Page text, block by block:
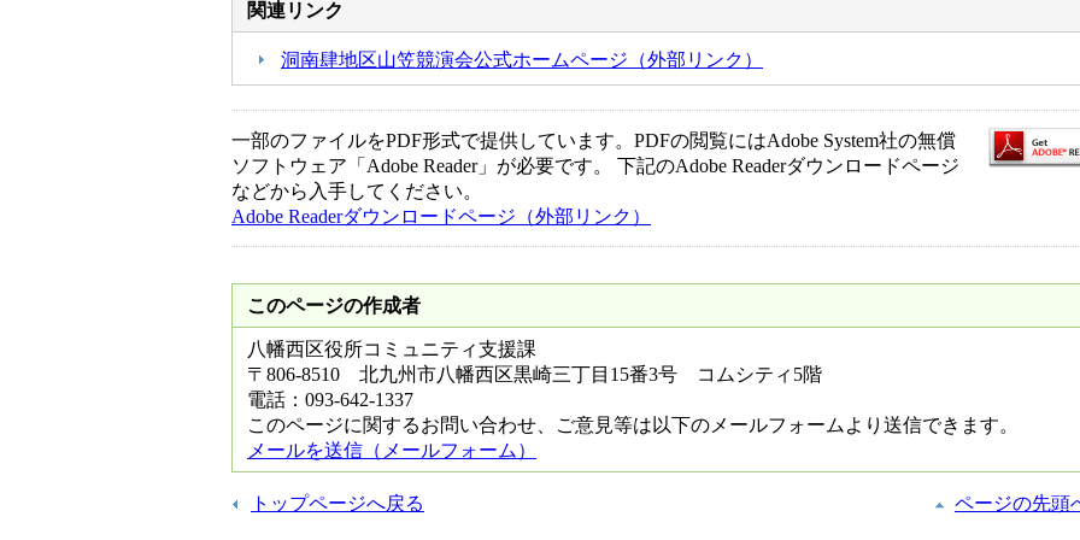
関連リンク
洞南肆地区山笠競演会公式ホームページ（外部リンク）
一部のファイルをPDF形式で提供しています。PDFの閲覧にはAdobe System社の無償
ソフトウェア「Adobe Reader」が必要です。 下記のAdobe Readerダウンロードページ
などから入手してください。
Adobe Readerダウンロードページ（外部リンク）
このページの作成者
八幡西区役所コミュニティ支援課
〒806-8510 北九州市八幡西区黒崎三丁目15番3号 コムシティ5階
電話：093-642-1337
このページに関するお問い合わせ、ご意見等は以下のメールフォームより送信できます。
メールを送信（メールフォーム）
トップページへ戻る ページの先頭